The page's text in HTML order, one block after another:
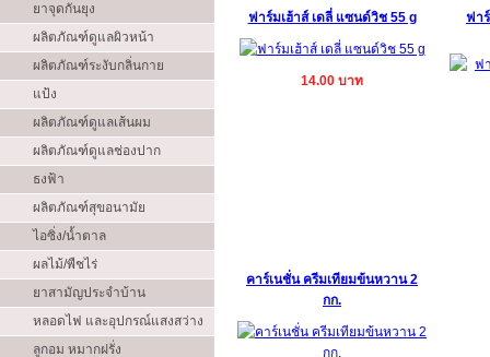
ยาจุดกันยุง
ผลิตภัณฑ์ดูแลผิวหน้า
ผลิตภัณฑ์ระงับกลิ่นกาย
แป้ง
ผลิตภัณฑ์ดูแลเส้นผม
ผลิตภัณฑ์ดูแลช่องปาก
ธงฟ้า
ผลิตภัณฑ์สุขอนามัย
ไอซิ่ง/น้ำตาล
ผลไม้/พืชไร่
ยาสามัญประจำบ้าน
หลอดไฟ และอุปกรณ์แสงสว่าง
ลูกอม หมากฝรั่ง
ฟาร์มเฮ้าส์ เดลี่ แซนด์วิช 55 g
14.00 บาท
ฟา
คาร์เนชั่น ครีมเทียมข้นหวาน 2
กก.